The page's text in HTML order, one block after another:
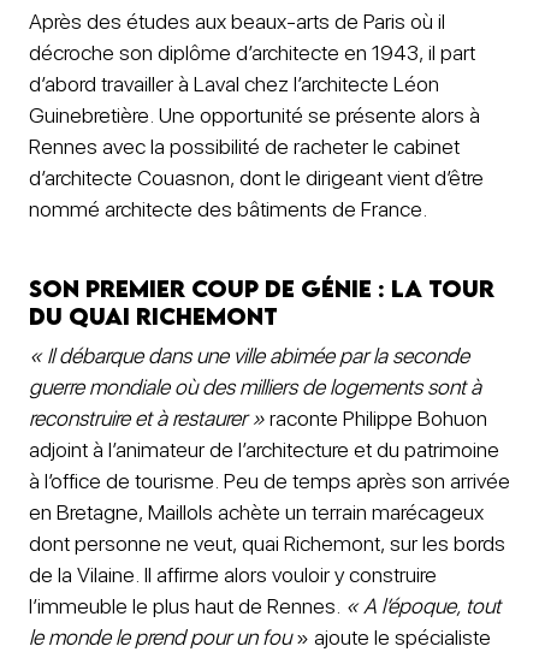
Après des études aux beaux-arts de Paris où il
décroche son diplôme d’architecte en 1943, il part
d’abord travailler à Laval chez l’architecte Léon
Guinebretière. Une opportunité se présente alors à
Rennes avec la possibilité de racheter le cabinet
d’architecte Couasnon, dont le dirigeant vient d’être
nommé architecte des bâtiments de France.
Son premier coup de génie : la tour
du quai Richemont
« Il débarque dans une ville abimée par la seconde
guerre mondiale où des milliers de logements sont à
reconstruire et à restaurer »raconte Philippe Bohuon
adjoint à l’animateur de l’architecture et du patrimoine
à l’office de tourisme. Peu de temps après son arrivée
en Bretagne, Maillols achète un terrain marécageux
dont personne ne veut, quai Richemont, sur les bords
de la Vilaine. Il affirme alors vouloir y construire
l’immeuble le plus haut de Rennes. « A l’époque, tout
le monde le prend pour un fou» ajoute le spécialiste